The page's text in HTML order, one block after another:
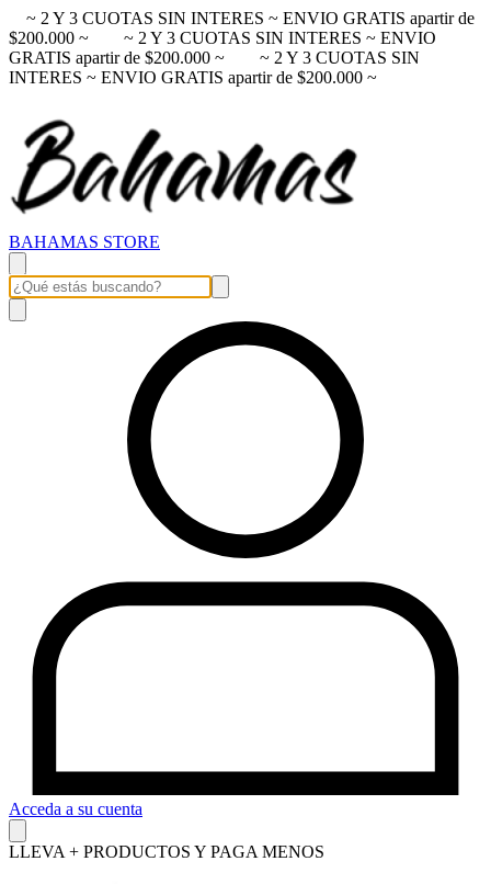
~ 2 Y 3 CUOTAS SIN INTERES ~ ENVIO GRATIS apartir de
$200.000 ~
~ 2 Y 3 CUOTAS SIN INTERES ~ ENVIO
GRATIS apartir de $200.000 ~
~ 2 Y 3 CUOTAS SIN
INTERES ~ ENVIO GRATIS apartir de $200.000 ~
BAHAMAS STORE
Acceda a su cuenta
LLEVA + PRODUCTOS Y PAGA MENOS